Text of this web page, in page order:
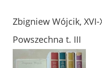
Zbigniew Wójcik,
Powszechna t. III